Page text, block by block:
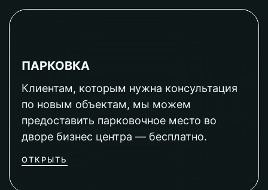
ПАРКОВКА
Клиентам, которым нужна консультация
по новым объектам, мы можем
предоставить парковочное место во
дворе бизнес центра — бесплатно.
ОТКРЫТЬ